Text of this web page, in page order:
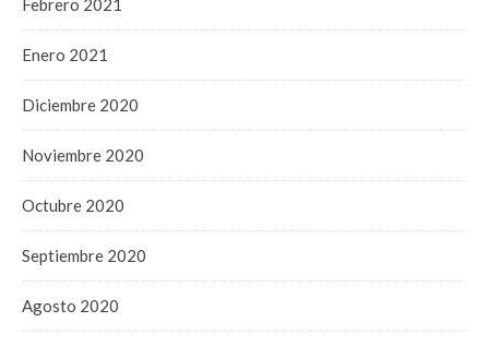
Febrero 2021
Enero 2021
Diciembre 2020
Noviembre 2020
Octubre 2020
Septiembre 2020
Agosto 2020